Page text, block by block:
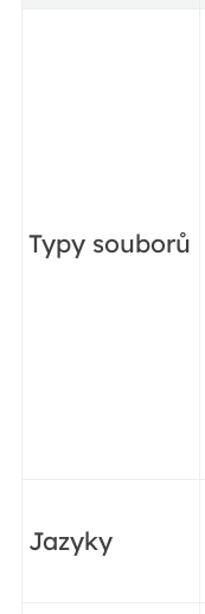
Typy souborů
Jazyky